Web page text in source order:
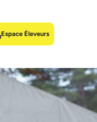
Espace Éleveurs